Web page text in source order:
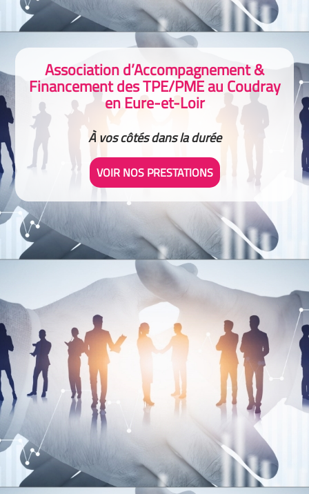
Association d’Accompagnement &
Financement des TPE/PME au Coudray
en Eure-et-Loir
À vos côtés dans la durée
VOIR NOS PRESTATIONS